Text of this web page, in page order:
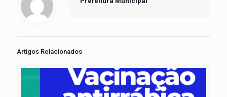
Artigos Relacionados